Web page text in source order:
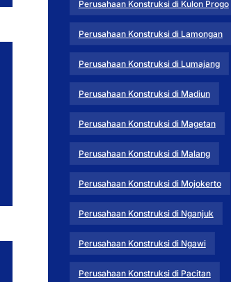
Perusahaan Konstruksi di Kulon Progo
Perusahaan Konstruksi di Lamongan
Perusahaan Konstruksi di Lumajang
Perusahaan Konstruksi di Madiun
Perusahaan Konstruksi di Magetan
Perusahaan Konstruksi di Malang
Perusahaan Konstruksi di Mojokerto
Perusahaan Konstruksi di Nganjuk
Perusahaan Konstruksi di Ngawi
Perusahaan Konstruksi di Pacitan